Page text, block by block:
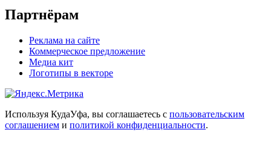
Партнёрам
Реклама на сайте
Коммерческое предложение
Медиа кит
Логотипы в векторе
Используя КудаУфа, вы соглашаетесь с пользовательским
соглашением и политикой конфиденциальности.